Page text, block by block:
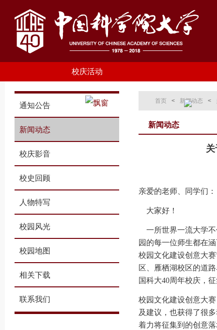
校庆活动
通知公告
新闻动态
校庆影音
校史回顾
人物特写
校园风光
校园地图
相关下载
联系我们
首页 < 新闻动态 <
新闻动态
亲爱的老师、同学们：
大家好！
一所世界一流大学不
园的每一位师生都在
校园文化建设创意大
区、雁栖湖校区的道
国科大40周年校庆，
校园文化建设创意大
及建议，也获得了很
着力将征集到的创意